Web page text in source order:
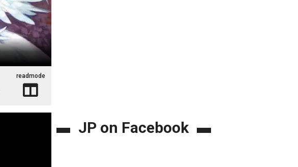
readmode
JP on Facebook